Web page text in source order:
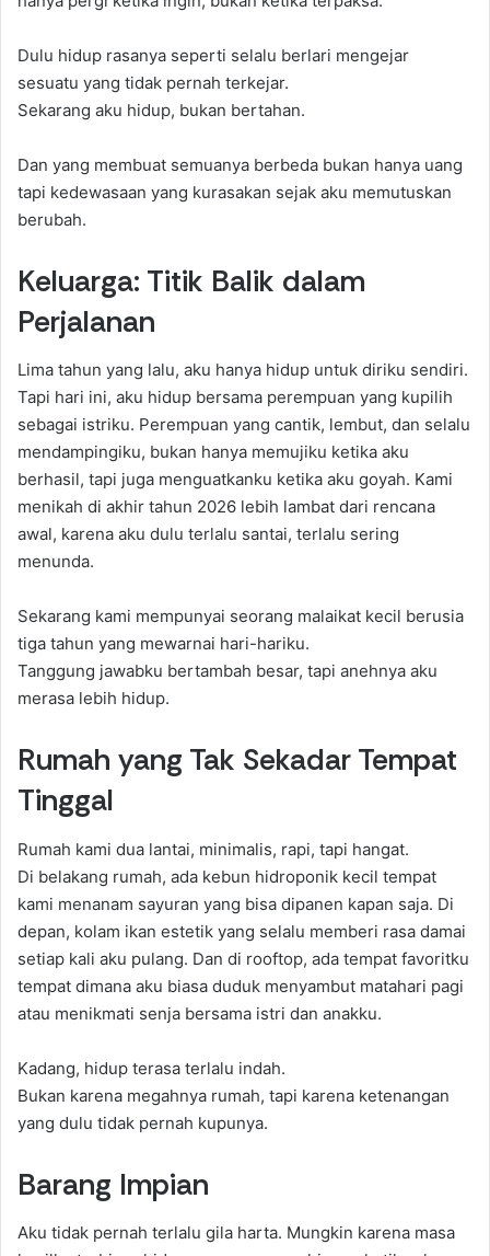
Dulu hidup rasanya seperti selalu berlari mengejar
sesuatu yang tidak pernah terkejar.
Sekarang aku hidup, bukan bertahan.
Dan yang membuat semuanya berbeda bukan hanya uang
tapi kedewasaan yang kurasakan sejak aku memutuskan
berubah.
Keluarga: Titik Balik dalam
Perjalanan
Lima tahun yang lalu, aku hanya hidup untuk diriku sendiri.
Tapi hari ini, aku hidup bersama perempuan yang kupilih
sebagai istriku. Perempuan yang cantik, lembut, dan selalu
mendampingiku, bukan hanya memujiku ketika aku
berhasil, tapi juga menguatkanku ketika aku goyah. Kami
menikah di akhir tahun 2026 lebih lambat dari rencana
awal, karena aku dulu terlalu santai, terlalu sering
menunda.
Sekarang kami mempunyai seorang malaikat kecil berusia
tiga tahun yang mewarnai hari-hariku.
Tanggung jawabku bertambah besar, tapi anehnya aku
merasa lebih hidup.
Rumah yang Tak Sekadar Tempat
Tinggal
Rumah kami dua lantai, minimalis, rapi, tapi hangat.
Di belakang rumah, ada kebun hidroponik kecil tempat
kami menanam sayuran yang bisa dipanen kapan saja. Di
depan, kolam ikan estetik yang selalu memberi rasa damai
setiap kali aku pulang. Dan di rooftop, ada tempat favoritku
tempat dimana aku biasa duduk menyambut matahari pagi
atau menikmati senja bersama istri dan anakku.
Kadang, hidup terasa terlalu indah.
Bukan karena megahnya rumah, tapi karena ketenangan
yang dulu tidak pernah kupunya.
Barang Impian
Aku tidak pernah terlalu gila harta. Mungkin karena masa